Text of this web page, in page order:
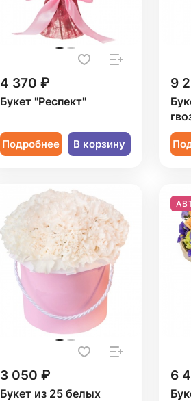
4 370 ₽
Букет "Респект"
Подробнее В корзину
9
3 050 ₽
Букет из 25 белых
6